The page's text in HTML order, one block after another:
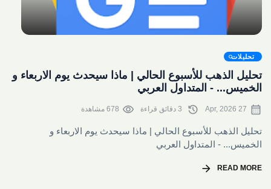
تحليلات
تحليل الذهب للأسبوع الحالي | ماذا سيحدث يوم الاربعاء و
الخميس... - المتداول العربي
calendar_month
27 Apr, 2026
history
visibility 678 مشاهدة
تحليل الذهب للأسبوع الحالي | ماذا سيحدث يوم الاربعاء و
الخميس... - المتداول العربي
READ MORE
arrow_forward